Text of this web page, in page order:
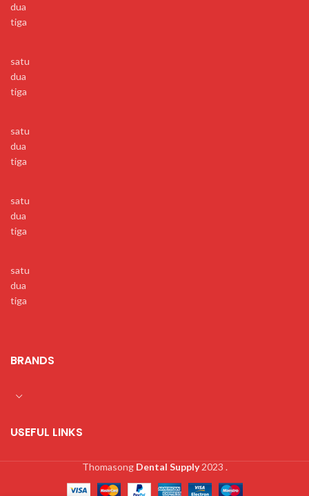
dua
tiga
satu
dua
tiga
satu
dua
tiga
satu
dua
tiga
satu
dua
tiga
BRANDS
USEFUL LINKS
Thomasong Dental Supply 2023 .